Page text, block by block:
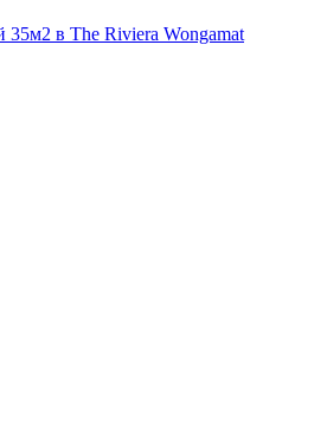
35м2 в The Riviera Wongamat